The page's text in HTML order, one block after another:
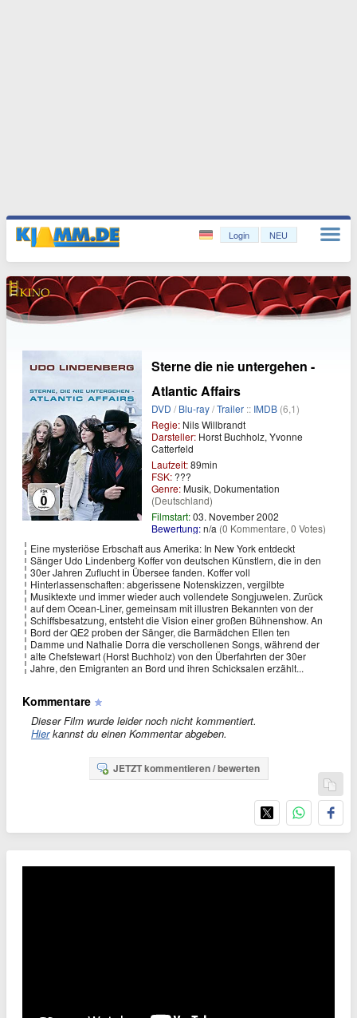
Login NEU
Sterne die nie untergehen -
Atlantic Affairs
DVD /Blu-ray/Trailer :: IMDB (6,1)
Regie: Nils Willbrandt
Darsteller: Horst Buchholz, Yvonne
Catterfeld
Laufzeit:89min
FSK: ???
Genre:Musik, Dokumentation
(Deutschland)
Filmstart:03. November 2002
Bewertung:n/a (0 Kommentare, 0 Votes)
Eine mysteriöse Erbschaft aus Amerika: In New York entdeckt
Sänger Udo Lindenberg Koffer von deutschen Künstlern, die in den
30er Jahren Zuflucht in Übersee fanden. Koffer voll
Hinterlassenschaften: abgerissene Notenskizzen, vergilbte
Musiktexte und immer wieder auch vollendete Songjuwelen. Zurück
auf dem Ocean-Liner, gemeinsam mit illustren Bekannten von der
Schiffsbesatzung, entsteht die Vision einer großen Bühnenshow. An
Bord der QE2 proben der Sänger, die Barmädchen Ellen ten
Damme und Nathalie Dorra die verschollenen Songs, während der
alte Chefstewart (Horst Buchholz) von den Überfahrten der 30er
Jahre, den Emigranten an Bord und ihren Schicksalen erzählt...
Kommentare
Dieser Film wurde leider noch nicht kommentiert.
Hierkannst du einen Kommentar abgeben.
JETZT kommentieren / bewerten